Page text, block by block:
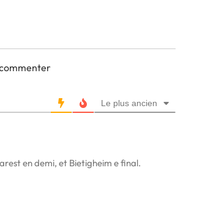
Le plus ancien
en demi, et Bietigheim e final.